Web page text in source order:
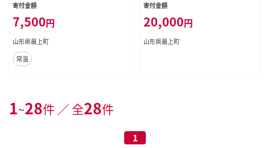
寄付金額
7,500円
山形県最上町
常温
寄付金額
20,000円
山形県最上町
1~28件 ／ 全28件
1